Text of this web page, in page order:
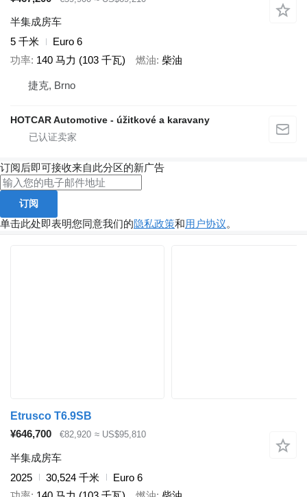
半集成房车
5 千米
Euro 6
功率 140 马力 (103 千瓦) 燃油 柴油
捷克, Brno
HOTCAR Automotive - úžitkové a karavany
订阅后即可接收来自此分区的新广告
订阅
单击此处即表明您同意我们的隐私政策和用户协议。
Etrusco T6.9SB
¥646,700
€82,920 ≈ US$95,810
半集成房车
2025
30,524 千米
Euro 6